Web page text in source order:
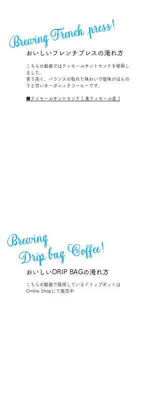
おいしいフレンチプレスの淹れ方
こちらの動画ではティモールサントモンテを使用し
ました。
​香り高く、バランスの取れた味わいで後味がほんの
りと甘いオーガニックコーヒーです。
​■ティモールサントモンテ [ 東ティモール産 ]
おいしいDRIP BAGの淹れ方
こちらの動画で使用しているドリップポットは
Online Shopにて販売中